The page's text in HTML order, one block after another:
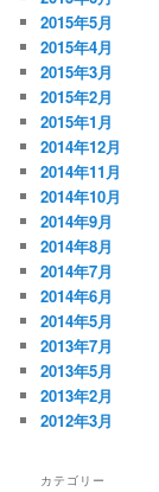
2015年5月
2015年4月
2015年3月
2015年2月
2015年1月
2014年12月
2014年11月
2014年10月
2014年9月
2014年8月
2014年7月
2014年6月
2014年5月
2013年7月
2013年5月
2013年2月
2012年3月
カテゴリー